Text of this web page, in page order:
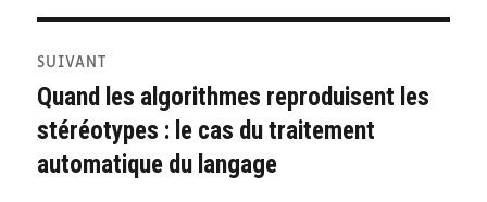
SUIVANT
Publication
suivante :
Quand les algorithmes reproduisent les
stéréotypes : le cas du traitement
automatique du langage